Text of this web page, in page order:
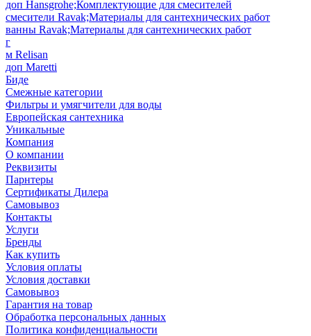
доп Hansgrohe;Комплектующие для смесителей
смесители Ravak;Материалы для сантехнических работ
ванны Ravak;Материалы для сантехнических работ
г
м Relisan
доп Maretti
Биде
Смежные категории
Фильтры и умягчители для воды
Европейская сантехника
Уникальные
Компания
О компании
Реквизиты
Парнтеры
Сертификаты Дилера
Самовывоз
Контакты
Услуги
Бренды
Как купить
Условия оплаты
Условия доставки
Самовывоз
Гарантия на товар
Обработка персональных данных
Политика конфиденциальности